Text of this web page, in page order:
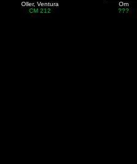
Oller, Ventura
CM 212
Om
???